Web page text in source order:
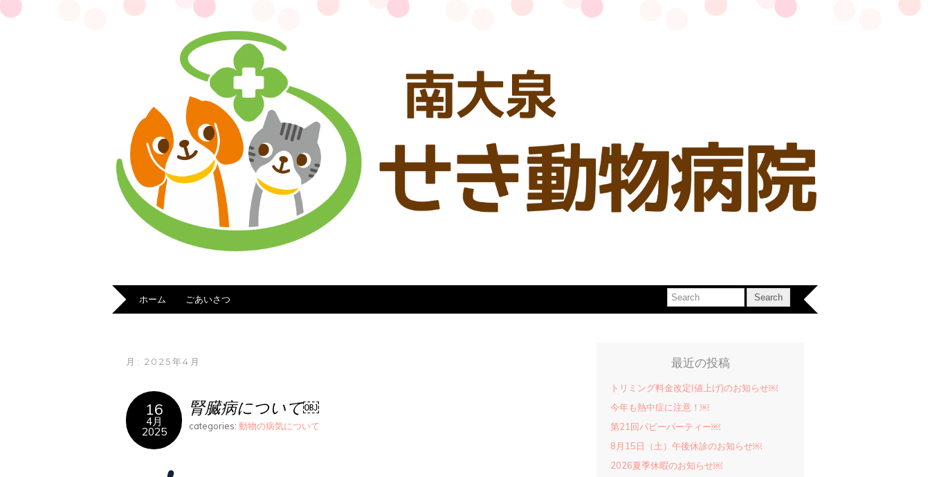
ホーム ごあいさつ
月: 2025年4月
16
4月
2025
腎臓病について￼
categories: 動物の病気について
最近の投稿
トリミング料金改定(値上げ)のお知らせ￼
今年も熱中症に注意！￼
第21回パピーパーティー￼
8月15日（土）午後休診のお知らせ￼
2026夏季休暇のお知らせ￼